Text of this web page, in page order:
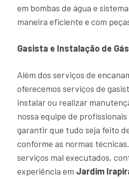
em bombas de água e
maneira eficiente e com
Gasista e Instalação de Gás
Além dos serviços de
oferecemos serviços de
instalar ou realizar
nossa equipe de
garantir que tudo seja feito
conforme as normas
serviços mal executados,
experiência em Jardim